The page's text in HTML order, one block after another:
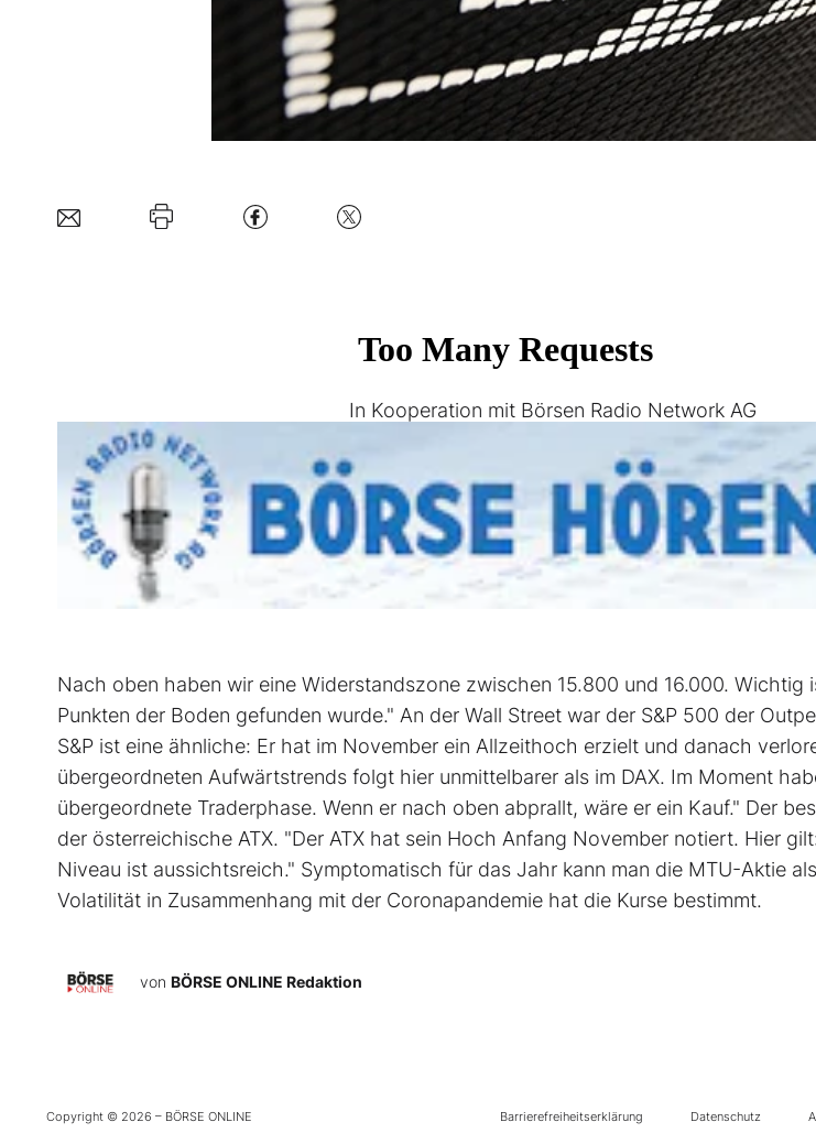
In Kooperation mit Börsen Radio Network AG
Nach oben haben wir eine Widerstandszone zwischen 15.800 und 16.000. Wichtig
Punkten der Boden gefunden wurde." An der Wall Street war der S&P 500 der
S&P ist eine ähnliche: Er hat im November ein Allzeithoch erzielt und danach
übergeordneten Aufwärtstrends folgt hier unmittelbarer als im DAX. Im Moment
übergeordnete Traderphase. Wenn er nach oben abprallt, wäre er ein Kauf." Der
der österreichische ATX. "Der ATX hat sein Hoch Anfang November notiert. Hier
Niveau ist aussichtsreich." Symptomatisch für das Jahr kann man die MTU-Aktie
Volatilität in Zusammenhang mit der Coronapandemie hat die Kurse bestimmt.
von BÖRSE ONLINE Redaktion
Copyright © 2026 – BÖRSE ONLINE Barrierefreiheitserklärung Datenschutz